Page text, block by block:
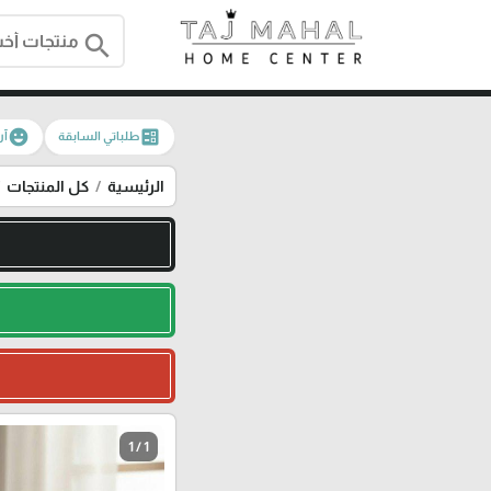
search
ballotطلباتي السابقة emoji_emotions
الرئيسية كل المنتجات
1 / 1